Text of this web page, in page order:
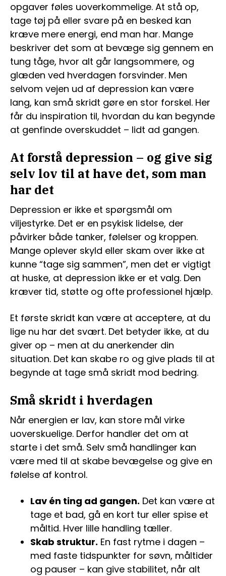
opgaver føles uoverkommelige. At stå op,
tage tøj på eller svare på en besked kan
kræve mere energi, end man har. Mange
beskriver det som at bevæge sig gennem en
tung tåge, hvor alt går langsommere, og
glæden ved hverdagen forsvinder. Men
selvom vejen ud af depression kan være
lang, kan små skridt gøre en stor forskel. Her
får du inspiration til, hvordan du kan begynde
at genfinde overskuddet – lidt ad gangen.
At forstå depression – og give sig
selv lov til at have det, som man
har det
Depression er ikke et spørgsmål om
viljestyrke. Det er en psykisk lidelse, der
påvirker både tanker, følelser og kroppen.
Mange oplever skyld eller skam over ikke at
kunne “tage sig sammen”, men det er vigtigt
at huske, at depression ikke er et valg. Den
kræver tid, støtte og ofte professionel hjælp.
Et første skridt kan være at acceptere, at du
lige nu har det svært. Det betyder ikke, at du
giver op – men at du anerkender din
situation. Det kan skabe ro og give plads til at
begynde at tage små skridt mod bedring.
Små skridt i hverdagen
Når energien er lav, kan store mål virke
uoverskuelige. Derfor handler det om at
starte i det små. Selv små handlinger kan
være med til at skabe bevægelse og give en
følelse af kontrol.
Lav én ting ad gangen. Det kan være at
tage et bad, gå en kort tur eller spise et
måltid. Hver lille handling tæller.
Skab struktur. En fast rytme i dagen –
med faste tidspunkter for søvn, måltider
og pauser – kan give stabilitet, når alt